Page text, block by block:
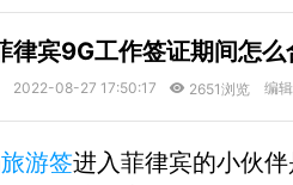
律宾9G工作签证期间怎么
2022-08-27 17:50:17 2651浏览 编
游签进入菲律宾的小伙